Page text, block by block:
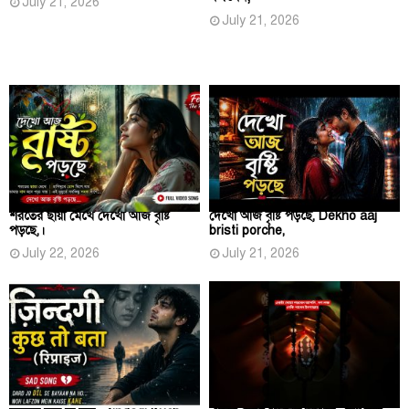
July 21, 2026
শরতের ছায়া মেখে দেখো আজ বৃষ্টি
পড়ছে,।
July 22, 2026
দেখো আজ বৃষ্টি পড়ছে, Dekho aaj
bristi porche,
July 21, 2026